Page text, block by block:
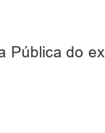
Pública do